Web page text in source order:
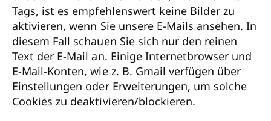
Tags, ist es empfehlenswert keine Bilder zu
aktivieren, wenn Sie unsere E-Mails ansehen. In
diesem Fall schauen Sie sich nur den reinen
Text der E-Mail an. Einige Internetbrowser und
E-Mail-Konten, wie z. B. Gmail verfügen über
Einstellungen oder Erweiterungen, um solche
Cookies zu deaktivieren/blockieren.